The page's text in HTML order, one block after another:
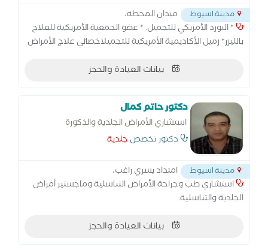
مدينة اسيوط
ميدان المحطة،
* البورد الأمريكي للتجميل. * عضو الجمعية الأمريكية للعلاج
بالليزر* زميل الأكاديمية الأمريكية للتجميلاخصائي علاج الأمراض
بيانات العيادة والحجز
دكتور حاتم كمال
استشاري الأمراض الجلدية والذكورة
دكتور تخصص جلدية
مدينة اسيوط
امتداد يسري راغب،
استشاري طب وجراحة الأمراض التناسلية وماجستير أمراض
الجلدية والتناسلية.
بيانات العيادة والحجز